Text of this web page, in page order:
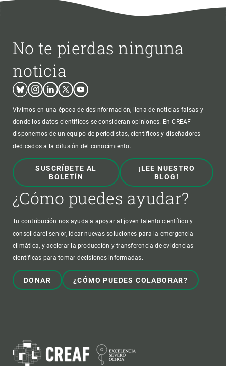
No te pierdas ninguna
noticia
BlueskyInstagram
LinkedinTwitterYoutube
Vivimos en una época de desinformación, llena de noticias falsas y
donde los datos científicos se consideran opiniones. En CREAF
disponemos de un equipo de periodistas, científicos y diseñadores
dedicados a la difusión del conocimiento.
SUSCRÍBETE AL
BOLETÍN
¡LEE NUESTRO
BLOG!
¿Cómo puedes ayudar?
Tu contribución nos ayuda a apoyar al joven talento científico y
consolidarel senior, idear nuevas soluciones para la emergencia
climática, y acelerar la producción y transferencia de evidencias
científicas para tomar decisiones informadas.
DONAR ¿CÓMO PUEDES COLABORAR?